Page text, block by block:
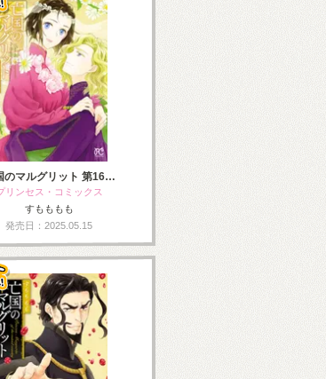
のマルグリット 第16…
リンセス・コミックス
すもももも
発売日：2025.05.15